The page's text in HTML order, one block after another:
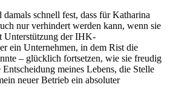
schnell fest, dass für Katharina
nur verhindert werden kann, wenn sie
Unterstützung der IHK-
ein Unternehmen, in dem Rist die
– glücklich fortsetzen, wie sie freudig
meines Lebens, die Stelle
neuer Betrieb ein absoluter